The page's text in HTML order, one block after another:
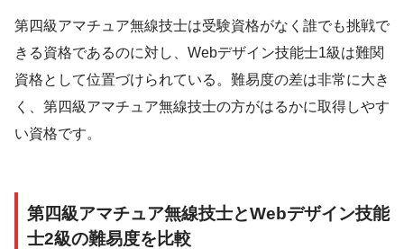
第四級アマチュア無線技士は受験資格がなく誰でも挑戦で
きる資格であるのに対し、Webデザイン技能士1級は難関
資格として位置づけられている。難易度の差は非常に大き
く、第四級アマチュア無線技士の方がはるかに取得しやす
い資格です。
第四級アマチュア無線技士とWebデザイン技能
士2級の難易度を比較